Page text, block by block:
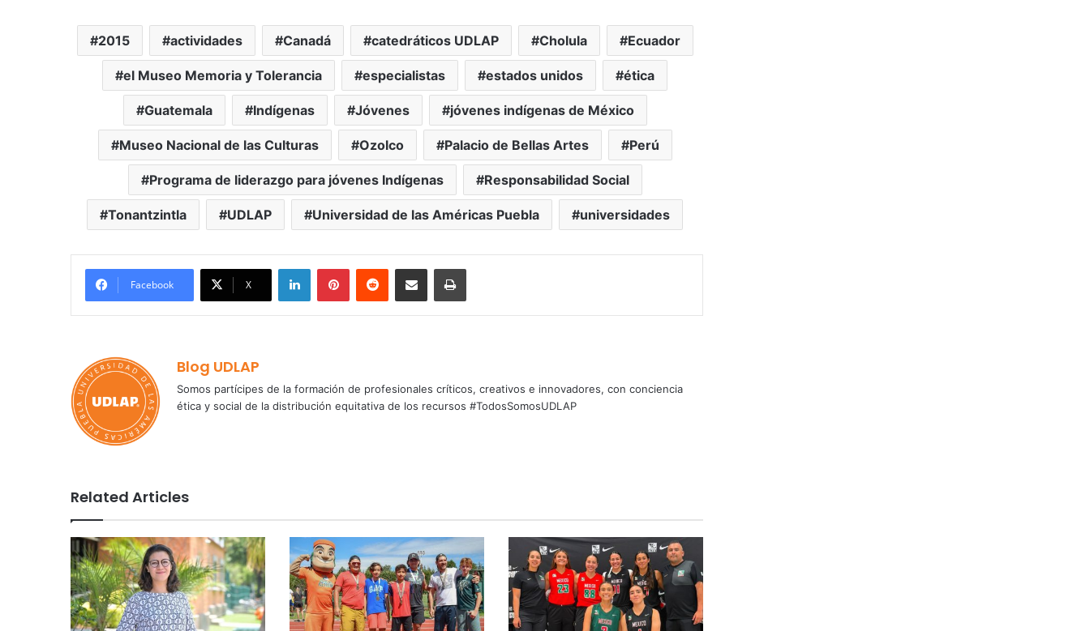
2015 actividades Canadá catedráticos UDLAP Cholula Ecuador
el Museo Memoria y Tolerancia especialistas estados unidos ética
Guatemala Indígenas Jóvenes jóvenes indígenas de México
Museo Nacional de las Culturas Ozolco Palacio de Bellas Artes Perú
Programa de liderazgo para jóvenes Indígenas Responsabilidad Social
Tonantzintla UDLAP Universidad de las Américas Puebla universidades
Facebook X
LinkedInPinterestReddit Share via Email Print
Blog UDLAP
Somos partícipes de la formación de profesionales críticos, creativos e innovadores, con conciencia
ética y social de la distribución equitativa de los recursos #TodosSomosUDLAP
Related Articles